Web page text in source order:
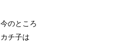
今のところ
カチ子は